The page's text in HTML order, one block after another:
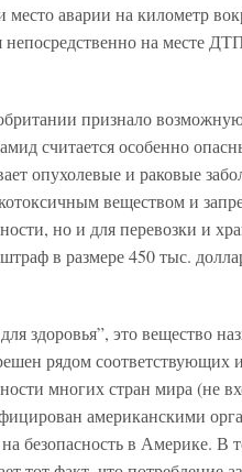
место аварии на километр
на месте
признало
считается особенно
опухолевые и раковые
веществом и
но и для перевозки и
в размере 450 тыс.
здоровья”, это вещество
рядом соответствующих
многих стран мира (не
американскими
безопасность в Америке. В